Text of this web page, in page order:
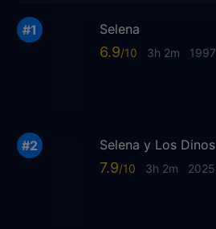
Selena
6.9 3h 2m 1997
Selena y Los Dinos
7.9 3h 2m 2025